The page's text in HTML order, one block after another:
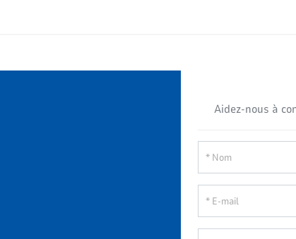
Aidez-nous à